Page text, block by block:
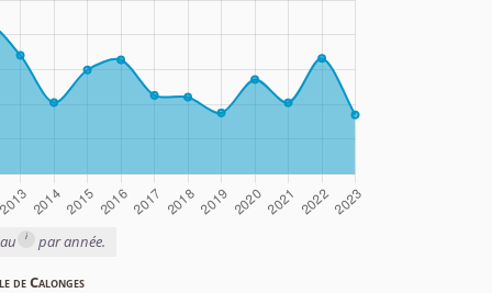
i par année.
de Calonges